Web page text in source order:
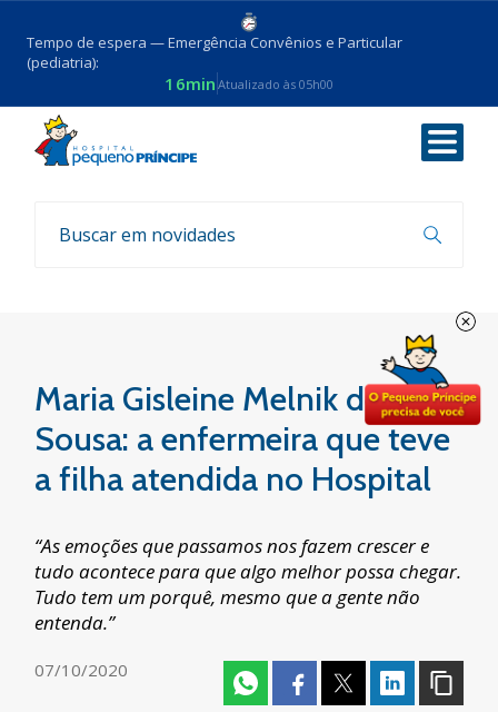
Tempo de espera — Emergência Convênios e Particular
(pediatria):
16min Atualizado às 05h00
Voltar
Sua história, nossa história
Maria Gisleine Melnik de
Sousa: a enfermeira que teve
a filha atendida no Hospital
“As emoções que passamos nos fazem crescer e
tudo acontece para que algo melhor possa chegar.
Tudo tem um porquê, mesmo que a gente não
entenda.”
07/10/2020